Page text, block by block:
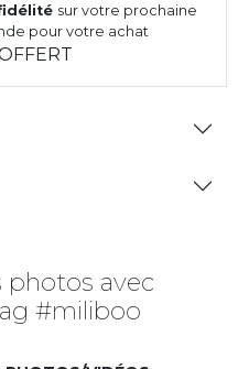
sur votre prochaine
pour votre achat
photos avec
#miliboo